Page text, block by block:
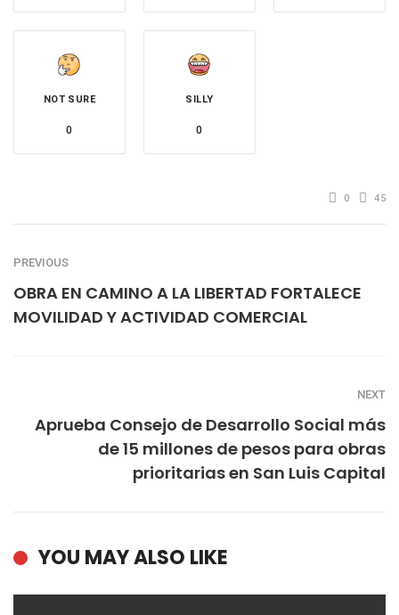
NOT SURE
0
SILLY
0
0 45
PREVIOUS
OBRA EN CAMINO A LA LIBERTAD FORTALECE
MOVILIDAD Y ACTIVIDAD COMERCIAL
NEXT
Aprueba Consejo de Desarrollo Social más
de 15 millones de pesos para obras
prioritarias en San Luis Capital
YOU MAY ALSO LIKE